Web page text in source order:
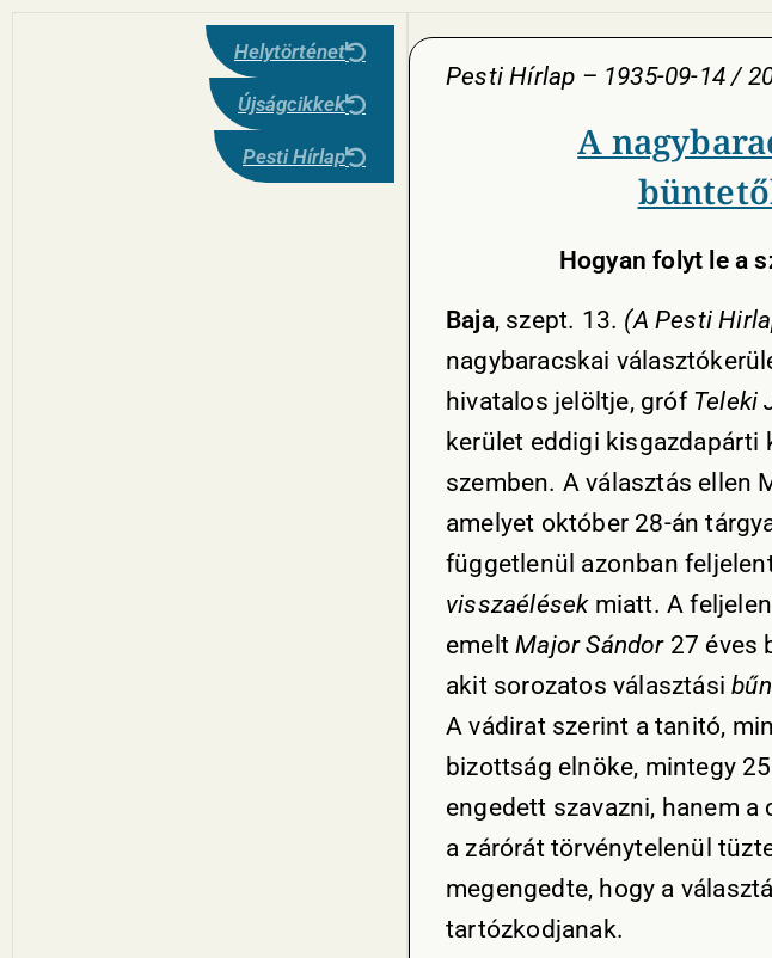
Helytörténet
Újságcikkek
Pesti Hírlap
Pesti Hírlap – 1935-09-14 /
A
Hogyan folyt le a
Baja, szept. 13. (A Pesti
nagybaracskai
hivatalos jelöltje, gróf Teleki
kerület eddigi kisgazdapárti
szemben. A választás ellen
amelyet október 28-án
függetlenül azonban
visszaélések miatt. A
emeltMajor Sándor 27 éves
akit sorozatos választási
A vádirat szerint a tanitó,
bizottság elnöke, mintegy
engedett szavazni, hanem
a zárórát törvénytelenül
megengedte, hogy a
tartózkodjanak.